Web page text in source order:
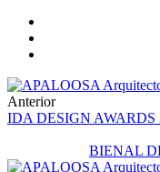
Anterior
IDA DESIGN AWARDS
BIENAL